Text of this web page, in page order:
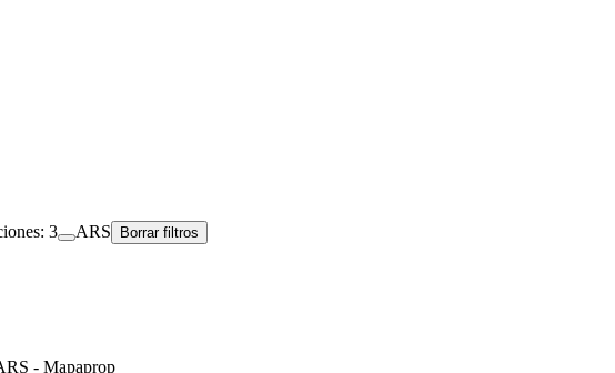
3 ARS Borrar filtros
- Mapaprop